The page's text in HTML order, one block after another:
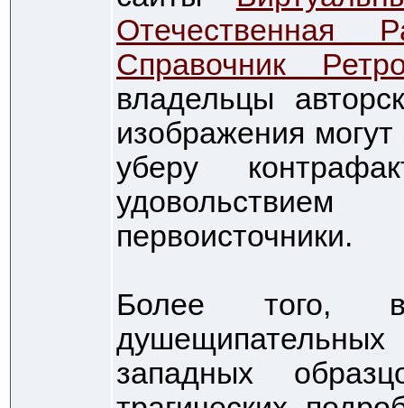
Отечественная
Справочник
владельцы
изображения
уберу
первоисточники.
Более того,
западных